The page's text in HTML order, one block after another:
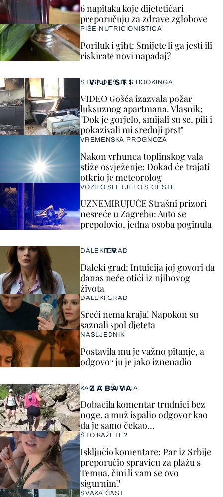
VIJESTI
STIGAO I ŠOK S BOOKINGA
VIDEO Gošća izazvala požar
luksuznog apartmana. Vlasnik:
"Dok je gorjelo, smijali su se, pili i
pokazivali mi srednji prst"
VREMENSKA PROGNOZA
Nakon vrhunca toplinskog vala
stiže osvježenje: Dokad će trajati
otkrio je meteorolog
VOZILO SLETJELO S CESTE
UZNEMIRUJUĆE Strašni prizori
nesreće u Zagrebu: Auto se
prepolovio, jedna osoba poginula
6 napitaka koje dijetetičari
preporučuju za zdrave zglobove
PIŠE NUTRICIONISTICA
Poriluk i giht: Smijete li ga jesti ili
riskirate novi napadaj?
ZABAVA
KAO IZ PIŠTOLJA
Dobacila komentar trudnici bez
noge, a muž ispalio odgovor kao
da je samo čekao…
ŠTO KAŽETE?
Isključio komentare: Par iz Srbije
preporučio spravicu za plažu s
Temua, čini li vam se ovo
sigurnim?
SVAKA ČAST
TV
DALEKI GRAD
Daleki grad: Intuicija joj govori da
danas neće otići iz njihovog
života
DALEKI GRAD
Sreći nema kraja! Napokon su
saznali spol djeteta
NASLJEDNIK
Postavila mu je važno pitanje, a
odgovor ju je jako iznenadio